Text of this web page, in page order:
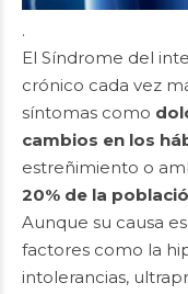
.
El Síndrome del
crónico cada vez
síntomas como
cambios en los
estreñimiento o
20% de la
Aunque su causa
factores como la
intolerancias,